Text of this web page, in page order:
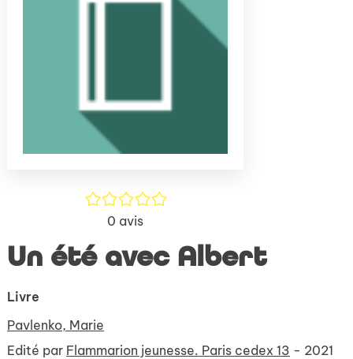
/5
0 avis
Un été avec Albert
Livre
Pavlenko, Marie
Edité par Flammarion jeunesse. Paris cedex 13 - 2021